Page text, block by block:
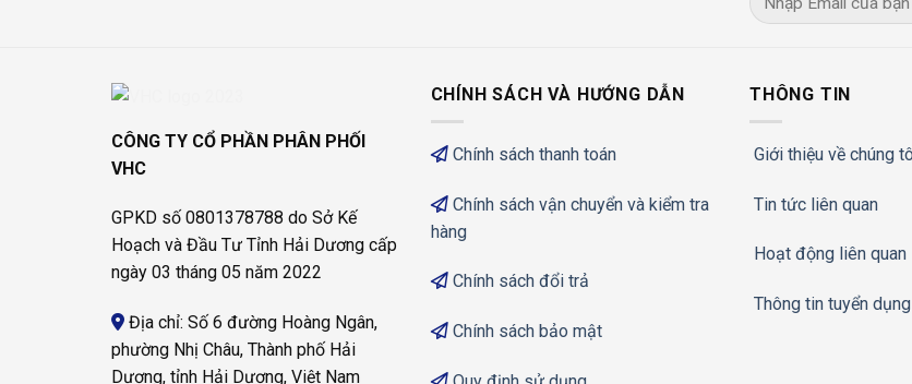
CÔNG TY CỔ PHẦN PHÂN PHỐI
VHC
GPKD số 0801378788 do Sở Kế
Hoạch và Đầu Tư Tỉnh Hải Dương cấp
ngày 03 tháng 05 năm 2022
Địa chỉ: Số 6 đường Hoàng Ngân,
phường Nhị Châu, Thành phố Hải
Dương, tỉnh Hải Dương, Việt Nam
CHÍNH SÁCH VÀ HƯỚNG DẪN
Chính sách thanh toán
Chính sách vận chuyển và kiểm tra
hàng
Chính sách đổi trả
Chính sách bảo mật
THÔNG TIN
Giới thiệu về chúng
Tin tức liên quan
Hoạt động liên quan
Thông tin tuyển dụng